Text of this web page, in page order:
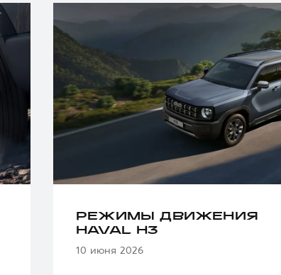
РЕЖИМЫ ДВИЖЕНИЯ
HAVAL H3
10 июня 2026